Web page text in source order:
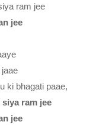
ram jee
jee
ki bhagati paae,
ram jee
jee